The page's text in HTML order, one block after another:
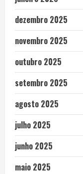
dezembro 2025
novembro 2025
outubro 2025
setembro 2025
agosto 2025
julho 2025
junho 2025
maio 2025